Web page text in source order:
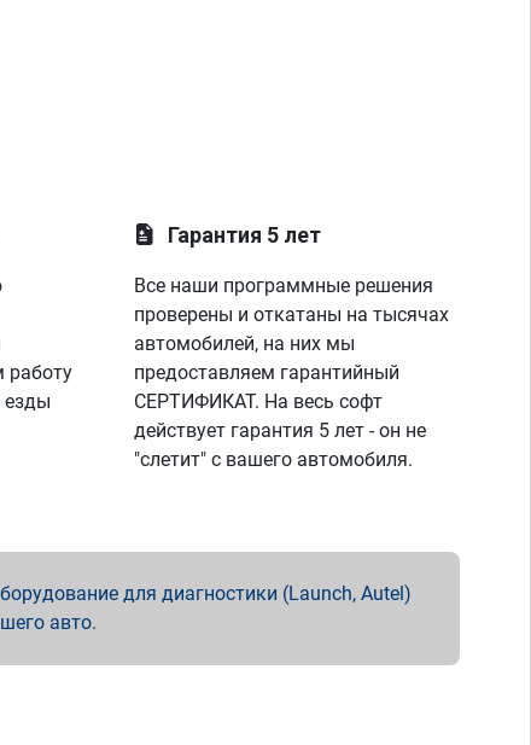
работу
езды
Гарантия 5 лет
Все наши программные решения
проверены и откатаны на тысячах
автомобилей, на них мы
предоставляем гарантийный
СЕРТИФИКАТ. На весь софт
действует гарантия 5 лет - он не
"слетит" с вашего автомобиля.
для диагностики (Launch, Autel)
авто.